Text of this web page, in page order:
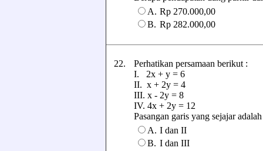
A. Rp 270.000,00
B. Rp 282.000,00
22.
Perhatikan persamaan berikut :
I. 2x + y = 6
II. x + 2y = 4
III. x - 2y = 8
IV. 4x + 2y = 12
Pasangan garis yang sejajar
A. I dan II
B. I dan III